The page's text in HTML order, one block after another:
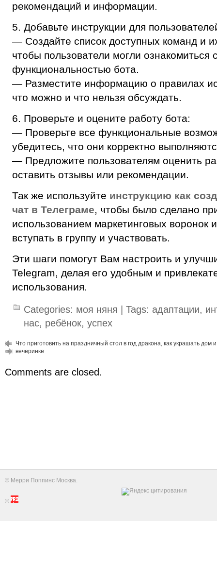
рекомендаций и информации.
5. Добавьте инструкции для
— Создайте список доступных команд и
чтобы пользователи могли ознакомиться
функциональностью бота.
— Разместите информацию о правилах
что можно и что нельзя обсуждать.
6. Проверьте и оцените работу бота:
— Проверьте все функциональные
убедитесь, что они корректно
— Предложите пользователям оценить
оставить отзывы или рекомендации.
Так же используйте инструкцию как
чат в Телеграме, чтобы было сделано
использованием маркетинговых воронок
вступать в группу и участвовать.
Эти шаги помогут Вам настроить и
Telegram, делая его удобным и
использования.
Categories: моя няня | Tags: адаптации,
нас, ребёнок, успех
Что приготовить на праздничный стол в год дракона, как украшать дом
вечеринке
Comments are closed.
© Мерри Поппинс Москва.
©